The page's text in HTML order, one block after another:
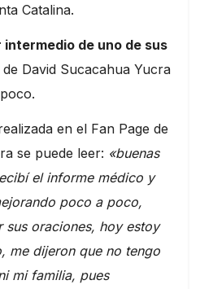
Catalina.
de uno de sus
David Sucacahua Yucra
en el Fan Page de
se puede leer: «buenas
el informe médico y
poco a poco,
oraciones, hoy estoy
me dijeron que no tengo
mi familia, pues